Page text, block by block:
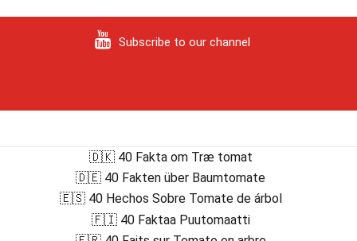
Subscribe to our channel
🇩🇰 40 Fakta om Træ tomat
🇩🇪 40 Fakten über Baumtomate
🇪🇸 40 Hechos Sobre Tomate de árbol
🇫🇮 40 Faktaa Puutomaatti